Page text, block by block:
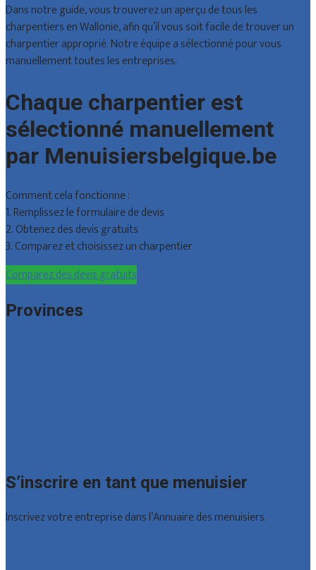
Dans notre guide, vous trouverez un aperçu de tous les
charpentiers en Wallonie, afin qu’il vous soit facile de trouver un
charpentier approprié. Notre équipe a sélectionné pour vous
manuellement toutes les entreprises.
Chaque charpentier est
sélectionné manuellement
par Menuisiersbelgique.be
Comment cela fonctionne :
1. Remplissez le formulaire de devis
2. Obtenez des devis gratuits
3. Comparez et choisissez un charpentier
Comparez des devis gratuits
Provinces
S’inscrire en tant que menuisier
Inscrivez votre entreprise dans l’Annuaire des menuisiers.